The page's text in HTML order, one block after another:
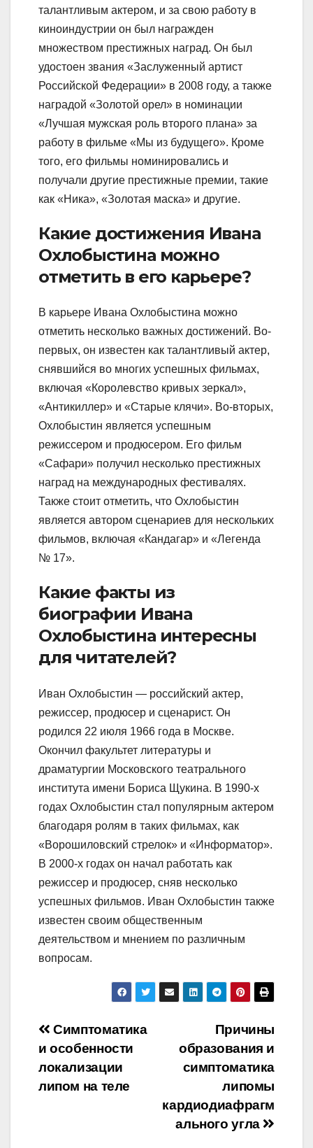
талантливым актером, и за свою работу в
киноиндустрии он был награжден
множеством престижных наград. Он был
удостоен звания «Заслуженный артист
Российской Федерации» в 2008 году, а также
наградой «Золотой орел» в номинации
«Лучшая мужская роль второго плана» за
работу в фильме «Мы из будущего». Кроме
того, его фильмы номинировались и
получали другие престижные премии, такие
как «Ника», «Золотая маска» и другие.
Какие достижения Ивана
Охлобыстина можно
отметить в его карьере?
В карьере Ивана Охлобыстина можно
отметить несколько важных достижений. Во-
первых, он известен как талантливый актер,
снявшийся во многих успешных фильмах,
включая «Королевство кривых зеркал»,
«Антикиллер» и «Старые клячи». Во-вторых,
Охлобыстин является успешным
режиссером и продюсером. Его фильм
«Сафари» получил несколько престижных
наград на международных фестивалях.
Также стоит отметить, что Охлобыстин
является автором сценариев для нескольких
фильмов, включая «Кандагар» и «Легенда
№ 17».
Какие факты из
биографии Ивана
Охлобыстина интересны
для читателей?
Иван Охлобыстин — российский актер,
режиссер, продюсер и сценарист. Он
родился 22 июля 1966 года в Москве.
Окончил факультет литературы и
драматургии Московского театрального
института имени Бориса Щукина. В 1990-х
годах Охлобыстин стал популярным актером
благодаря ролям в таких фильмах, как
«Ворошиловский стрелок» и «Информатор».
В 2000-х годах он начал работать как
режиссер и продюсер, сняв несколько
успешных фильмов. Иван Охлобыстин также
известен своим общественным
деятельством и мнением по различным
вопросам.
Навигация
по
записям
Причины
образования и
симптоматика
липомы
кардиодиафрагм
ального угла
Симптоматика
и особенности
локализации
липом на теле